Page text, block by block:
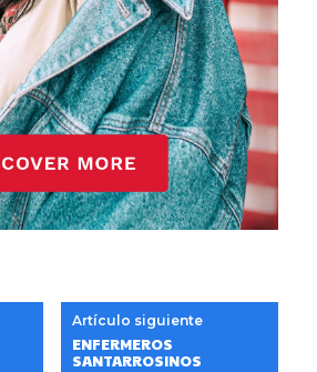
Artículo siguiente
ENFERMEROS
SANTARROSINOS